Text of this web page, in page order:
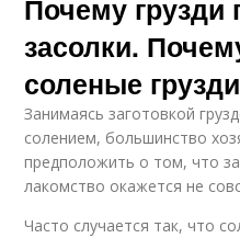
Почему грузди
засолки.
соленые
Занимаясь заготовкой
солением, большинство
предположить о том, что
лакомство окажется не
Часто случается так, что